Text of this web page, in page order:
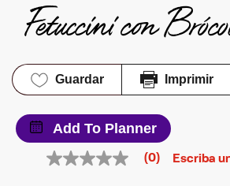
Fetuccini con
Guardar Imprimir
Add To Planner
Sin
(0) Escriba